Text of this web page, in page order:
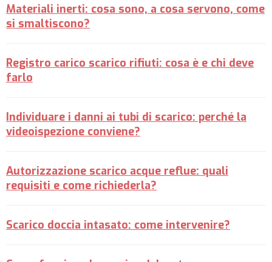
Materiali inerti: cosa sono, a cosa servono, come
si smaltiscono?
Registro carico scarico rifiuti: cosa è e chi deve
farlo
Individuare i danni ai tubi di scarico: perché la
videoispezione conviene?
Autorizzazione scarico acque reflue: quali
requisiti e come richiederla?
Scarico doccia intasato: come intervenire?